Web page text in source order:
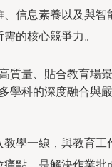
信息素養以及與智
的核心競爭力。
質量、貼合教育場景
學科的深度融合與嚴
教學一線，與教育工
點。是解決作業批